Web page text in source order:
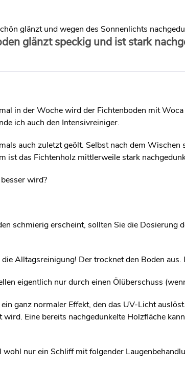
glänzt und wegen des Sonnenlichts
glänzt speckig und ist stark
in der Woche wird der Fichtenboden mit Woca
ich auch den Intensivreiniger.
auch zuletzt geölt. Selbst nach dem Wischen
ist das Fichtenholz mittlerweile stark
wird?
schmierig erscheint, sollten Sie die Dosierung
Alltagsreinigung! Der trocknet den Boden
eigentlich nur durch einen Ölüberschuss
ganz normaler Effekt, den das UV-Licht
Eine bereits nachgedunkelte Holzfläche
nur ein Schliff mit folgender